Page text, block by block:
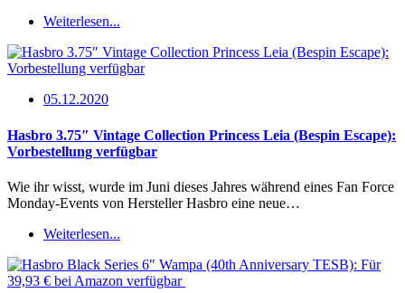
Weiterlesen...
05.12.2020
Hasbro 3.75″ Vintage Collection Princess Leia (Bespin Escape):
Vorbestellung verfügbar
Wie ihr wisst, wurde im Juni dieses Jahres während eines Fan Force
Monday-Events von Hersteller Hasbro eine neue…
Weiterlesen...